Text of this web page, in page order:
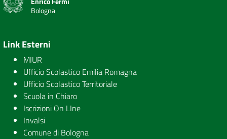
Bologna
Link Esterni
MIUR
Ufficio Scolastico Emilia Romagna
Ufficio Scolastico Territoriale
Scuola in Chiaro
Iscrizioni On LIne
Invalsi
Comune di Bologna